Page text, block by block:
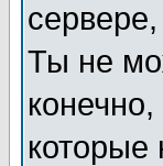
Ты не
которые